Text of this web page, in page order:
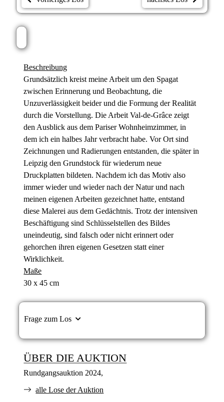
Beschreibung
Grundsätzlich kreist meine Arbeit um den Spagat
zwischen Erinnerung und Beobachtung, die
Unzuverlässigkeit beider und die Formung der Realität
durch die Vorstellung. Die Arbeit Val-de-Grâce zeigt
den Ausblick aus dem Pariser Wohnheimzimmer, in
dem ich ein halbes Jahr verbracht habe. Vor Ort sind
Zeichnungen und Radierungen entstanden, die später in
Leipzig den Grundstock für wiederum neue
Druckplatten bildeten. Nachdem ich das Motiv also
immer wieder und wieder nach der Natur und nach
meinen eigenen Arbeiten gezeichnet hatte, entstand
diese Malerei aus dem Gedächtnis. Trotz der intensiven
Beschäftigung sind Schlüsselstellen des Bildes
uneindeutig, sind falsch oder nicht erinnert oder
gehorchen ihren eigenen Gesetzen statt einer
Wirklichkeit.
Maße
30 x 45 cm
Frage zum Los
ÜBER DIE AUKTION
Rundgangsauktion 2024,
alle Lose der Auktion